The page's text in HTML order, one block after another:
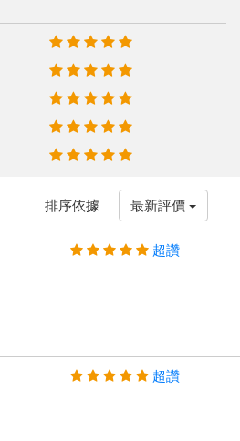
排序依據 最新評價
超讚
超讚